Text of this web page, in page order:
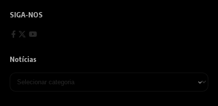
SIGA-NOS
Notícias